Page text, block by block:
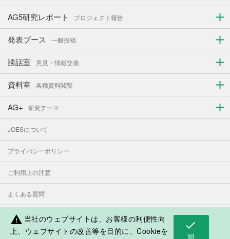
AG5研究レポート プロジェクト報告
発表ブース 一般投稿
談話室 意見・情報交換
資料室 各種資料閲覧
AG+ 研究テーマ
JOESについて
プライバシーポリシー
ご利用上の注意
よくある質問
お問い合わせ
warning 当社のウェブサイトは、お客様の利便性向
上、ウェブサイトの改善等を目的に、Cookieを
check
同